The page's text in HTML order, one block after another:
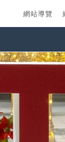
網站導覽